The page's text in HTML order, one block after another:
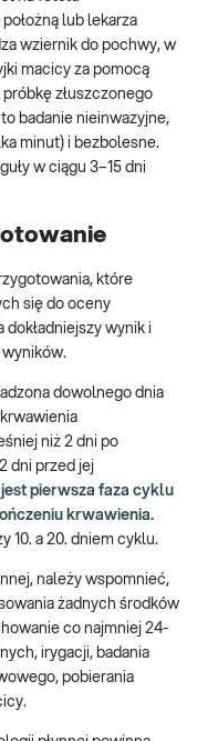
lub lekarza
wziernik do pochwy, w
macicy za pomocą
złuszczonego
badanie nieinwazyjne,
minut) i bezbolesne.
w ciągu 3–15 dni
które
się do oceny
wynik i
dowolnego dnia
niż 2 dni po
dni przed jej
pierwsza faza cyklu
krwawienia.
10. a 20. dniem cyklu.
należy wspomnieć,
żadnych środków
co najmniej 24-
irygacji, badania
pobierania